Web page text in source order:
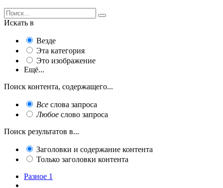
Искать в
Везде
Эта категория
Это изображение
Ещё...
Поиск контента, содержащего...
Все слова запроса
Любое слово запроса
Поиск результатов в...
Заголовки и содержание контента
Только заголовки контента
Разное 1